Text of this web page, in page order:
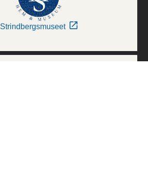
Strindbergsmuseet